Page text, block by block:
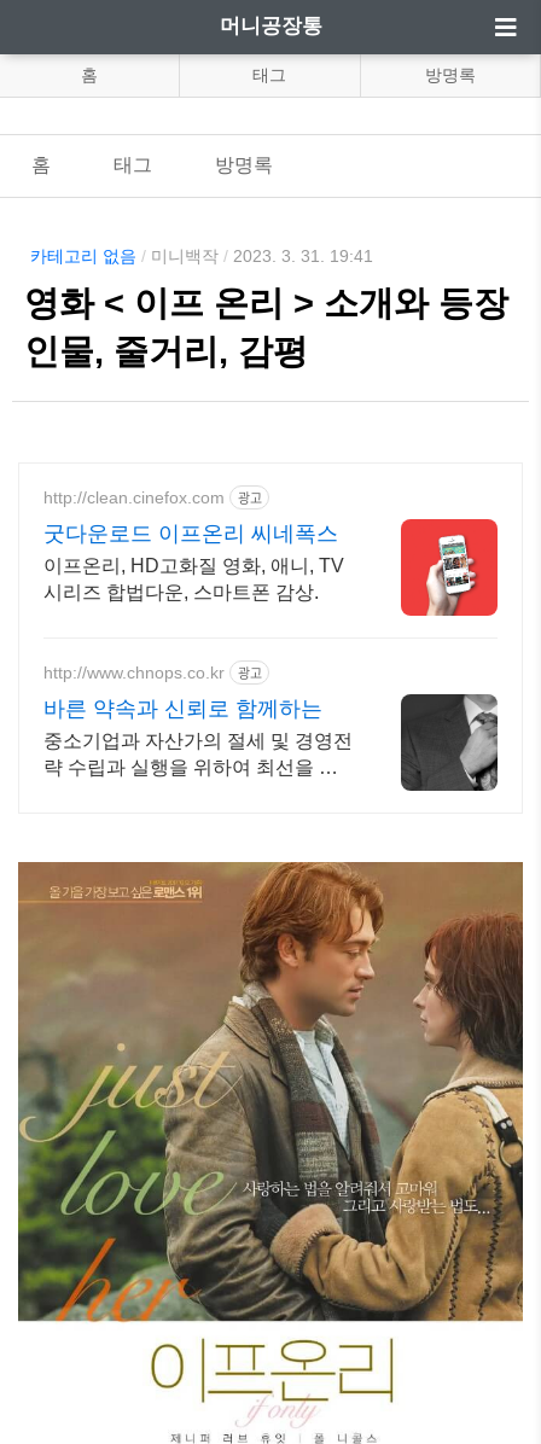
머니공장통
홈 태그 방명록
홈 태그 방명록
카테고리 없음 / 미니백작 / 2023. 3. 31. 19:41
영화 < 이프 온리 > 소개와 등장
인물, 줄거리, 감평
http://clean.cinefox.com 광고
굿다운로드 이프온리 씨네폭스
이프온리, HD고화질 영화, 애니, TV
시리즈 합법다운, 스마트폰 감상.
http://www.chnops.co.kr 광고
바른 약속과 신뢰로 함께하는
중소기업과 자산가의 절세 및 경영전
략 수립과 실행을 위하여 최선을 다